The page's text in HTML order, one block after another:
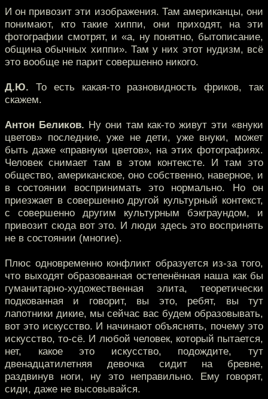
И он привозит эти изображения. Там американцы, они
понимают, кто такие хиппи, они приходят, на эти
фотографии смотрят, и «а, ну понятно, бытописание,
община обычных хиппи». Там у них этот нудизм, всё
это вообще не парит совершенно никого.
Д.Ю. То есть какая-то разновидность фриков, так
скажем.
Антон Беликов. Ну они там как-то живут эти «внуки
цветов» последние, уже не дети, уже внуки, может
быть даже «правнуки цветов», на этих фотографиях.
Человек снимает там в этом контексте. И там это
общество, американское, оно собственно, наверное, и
в состоянии воспринимать это нормально. Но он
приезжает в совершенно другой культурный контекст,
с совершенно другим культурным бэкграундом, и
привозит сюда вот это. И люди здесь это воспринять
не в состоянии (многие).
Плюс одновременно конфликт образуется из-за того,
что выходят образованная остепенённая наша как бы
гуманитарно-художественная элита, теоретически
подкованная и говорит, вы это, ребят, вы тут
лапотники дикие, мы сейчас вас будем образовывать,
вот это искусство. И начинают объяснять, почему это
искусство, то-сё. И любой человек, который пытается,
нет, какое это искусство, подождите, тут
двенадцатилетняя девочка сидит на бревне,
раздвинув ноги, ну это неправильно. Ему говорят,
сиди, даже не высовывайся.